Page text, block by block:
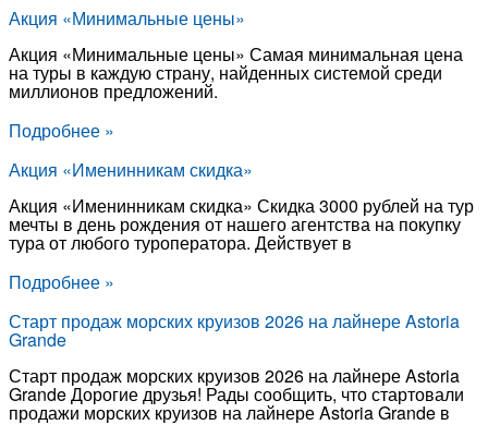
Акция «Минимальные цены»
Акция «Минимальные цены» Самая минимальная цена
на туры в каждую страну, найденных системой среди
миллионов предложений.
Подробнее »
Акция «Именинникам скидка»
Акция «Именинникам скидка» Скидка 3000 рублей на тур
мечты в день рождения от нашего агентства на покупку
тура от любого туроператора. Действует в
Подробнее »
Старт продаж морских круизов 2026 на лайнере Astoria
Grande
Старт продаж морских круизов 2026 на лайнере Astoria
Grande Дорогие друзья! Рады сообщить, что стартовали
продажи морских круизов на лайнере Astoria Grande в